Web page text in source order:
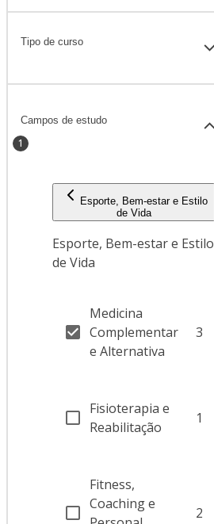
Tipo de curso
Campos de estudo
1
Esporte, Bem-estar e Estilo
de Vida
Esporte, Bem-estar e Estilo
de Vida
Medicina
Complementar
e Alternativa
3
Fisioterapia e
Reabilitação
1
Fitness,
Coaching e
2